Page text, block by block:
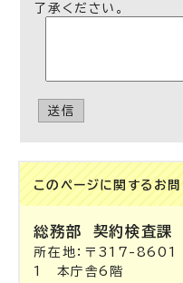
了承ください。
送信
このページに関する お
総務部 契約検査課
所在地：〒317-8601
1 本庁舎6階